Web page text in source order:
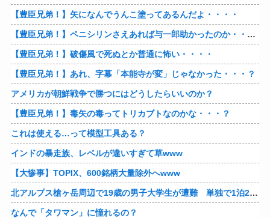
【豊臣兄弟！】矢になんでうんこ塗ってあるんだよ・・・・
【豊臣兄弟！】ペニシリンさえあれば与一郎助かったのか・・・？
【豊臣兄弟！】破傷風で死ぬとか普通に怖い・・・・
【豊臣兄弟！】あれ、字幕「本能寺が変」じゃなかった・・・？
アメリカが朝鮮戦争で勝つにはどうしたらいいのか？
【豊臣兄弟！】毒矢の毒ってトリカブトなのかな・・・？
これは使える…って模型工具ある？
インドの暴走族、レベルが違いすぎて草www
【大惨事】TOPIX、600銘柄大量除外へwww
北アルプス槍ヶ岳周辺で19歳の男子大学生が遭難 単独で1泊2日の予定で入山も連絡取れず 警察が9日以降捜索予定
なんで「タワマン」に憧れるの？